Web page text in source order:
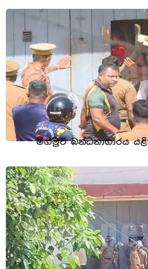
මීගමුව බන්ධනාගාරය